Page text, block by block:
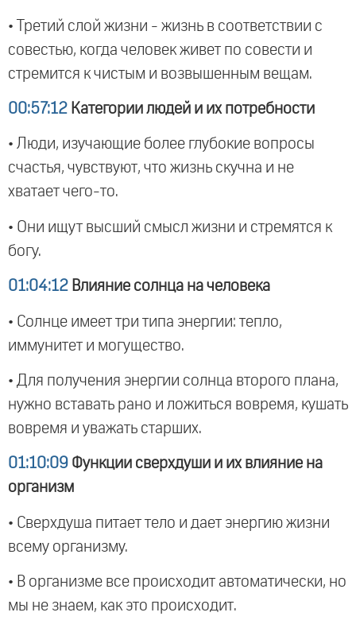
• Третий слой жизни - жизнь в соответствии с
совестью, когда человек живет по совести и
стремится к чистым и возвышенным вещам.
00:57:12 Категории людей и их потребности
• Люди, изучающие более глубокие вопросы
счастья, чувствуют, что жизнь скучна и не
хватает чего-то.
• Они ищут высший смысл жизни и стремятся к
богу.
01:04:12 Влияние солнца на человека
• Солнце имеет три типа энергии: тепло,
иммунитет и могущество.
• Для получения энергии солнца второго плана,
нужно вставать рано и ложиться вовремя, кушать
вовремя и уважать старших.
01:10:09 Функции сверхдуши и их влияние на
организм
• Сверхдуша питает тело и дает энергию жизни
всему организму.
• В организме все происходит автоматически, но
мы не знаем, как это происходит.